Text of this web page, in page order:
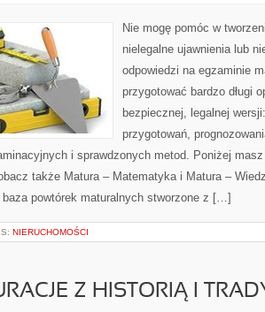
Nie mogę pomóc w
nielegalne ujawnienia lub
odpowiedzi na egzaminie
przygotować bardzo długi
bezpiecznej, legalnej
przygotowań,
i sprawdzonych metod. Poniżej
także Matura – Matematyka i Matura –
powtórek maturalnych stworzone z […]
NIERUCHOMOŚCI
Z HISTORIĄ I